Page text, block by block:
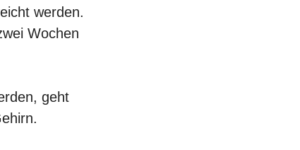
werden.
Wochen
geht